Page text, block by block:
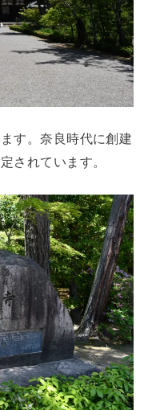
す。奈良時代に創建
されています。